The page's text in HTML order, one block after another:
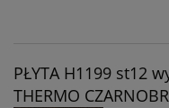
PŁYTA H1199 st12
THERMO